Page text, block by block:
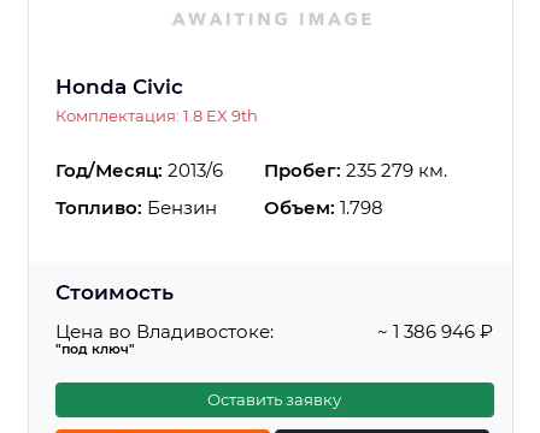
Honda Civic
Комплектация: 1.8 EX 9th
Год/Месяц: 2013/6 Пробег: 235 279 км.
Топливо: Бензин Объем: 1.798
Стоимость
Цена во Владивостоке:
"под ключ"
~ 1 386 946 ₽
Оставить заявку